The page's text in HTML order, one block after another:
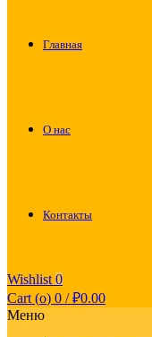
Главная
О нас
Контакты
Wishlist 0
Cart (o) 0 / ₽0.00
Меню